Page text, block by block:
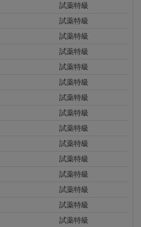
試薬特級
試薬特級
試薬特級
試薬特級
試薬特級
試薬特級
試薬特級
試薬特級
試薬特級
試薬特級
試薬特級
試薬特級
試薬特級
試薬特級
試薬特級